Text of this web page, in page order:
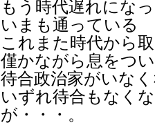
もう時代遅れにな
いまも通っている
これまた時代から
僅かながら息をつ
待合政治家がいな
いずれ待合もなく
が・・・。